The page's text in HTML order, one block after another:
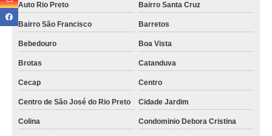
Auto Rio Preto Bairro Santa Cruz
Bairro São Francisco Barretos
Bebedouro Boa Vista
Brotas Catanduva
Cecap Centro
Centro de São José do Rio Preto Cidade Jardim
Colina Condominio Debora Cristina